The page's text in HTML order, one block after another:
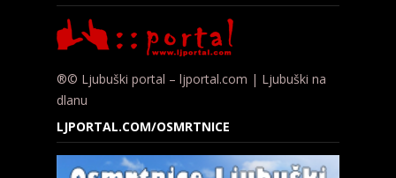
®© Ljubuški portal – ljportal.com | Ljubuški na
dlanu
LJPORTAL.COM/OSMRTNICE